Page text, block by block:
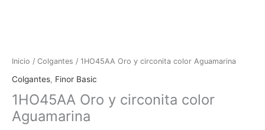
Inicio / Colgantes / 1HO45AA Oro y circonita color Aguamarina
Colgantes, Finor Basic
1HO45AA Oro y circonita color
Aguamarina